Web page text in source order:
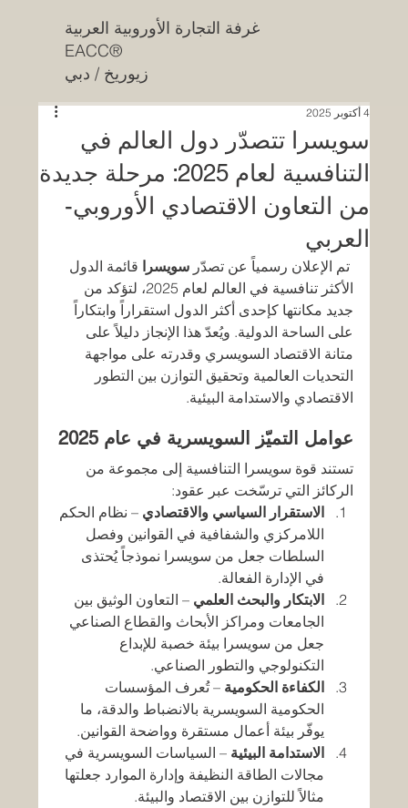
غرفة التجارة الأوروبية العربية
EACC®
زيوريخ / دبي
سويسرا تتصدّر دول العالم في
التنافسية لعام 2025: مرحلة جديدة
من التعاون الاقتصادي الأوروبي-
العربي
4 أكتوبر 2025
تم الإعلان رسمياً عن تصدّر سويسرا قائمة الدول
الأكثر تنافسية في العالم لعام 2025، لتؤكد من
جديد مكانتها كإحدى أكثر الدول استقراراً وابتكاراً
على الساحة الدولية. ويُعدّ هذا الإنجاز دليلاً على
متانة الاقتصاد السويسري وقدرته على مواجهة
التحديات العالمية وتحقيق التوازن بين التطور
الاقتصادي والاستدامة البيئية.
عوامل التميّز السويسرية في عام 2025
تستند قوة سويسرا التنافسية إلى مجموعة من
الركائز التي ترسّخت عبر عقود:
الاستقرار السياسي والاقتصادي – نظام الحكم
اللامركزي والشفافية في القوانين وفصل
السلطات جعل من سويسرا نموذجاً يُحتذى
في الإدارة الفعالة.
الابتكار والبحث العلمي – التعاون الوثيق بين
الجامعات ومراكز الأبحاث والقطاع الصناعي
جعل من سويسرا بيئة خصبة للإبداع
التكنولوجي والتطور الصناعي.
الكفاءة الحكومية – تُعرف المؤسسات
الحكومية السويسرية بالانضباط والدقة، ما
يوفّر بيئة أعمال مستقرة وواضحة القوانين.
الاستدامة البيئية – السياسات السويسرية في
مجالات الطاقة النظيفة وإدارة الموارد جعلتها
مثالاً للتوازن بين الاقتصاد والبيئة.